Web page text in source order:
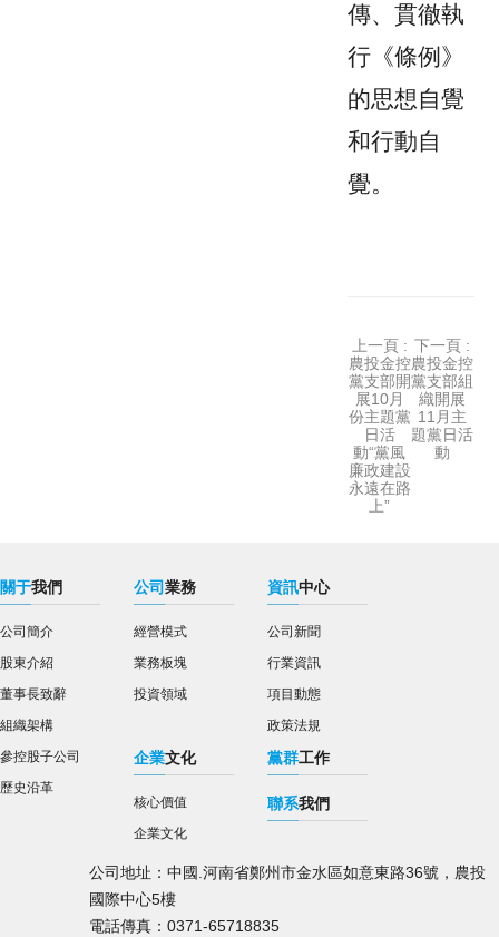
傳、貫徹執
行《條例》
的思想自覺
和行動自
覺。
上一頁 :
農投金控
黨支部開
展10月
份主題黨
日活
動“黨風
廉政建設
永遠在路
上”
下一頁 :
農投金控
黨支部組
織開展
11月主
題黨日活
動
關于我們
公司簡介
股東介紹
董事長致辭
組織架構
參控股子公司
歷史沿革
公司業務
經營模式
業務板塊
投資領域
資訊中心
公司新聞
行業資訊
項目動態
政策法規
企業文化
核心價值
企業文化
黨群工作
聯系我們
公司地址：中國.河南省鄭州市金水區如意東路36號，農投
國際中心5樓
電話傳真：0371-65718835